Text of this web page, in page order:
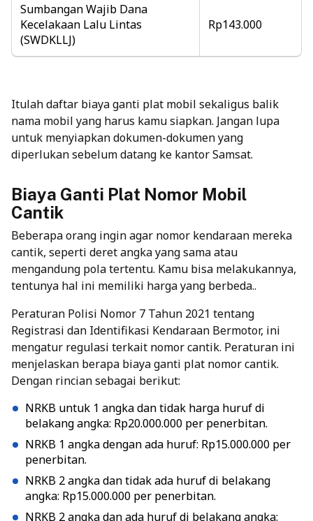
Sumbangan Wajib Dana
Kecelakaan Lalu Lintas
(SWDKLLJ)
Rp143.000
Itulah daftar biaya ganti plat mobil sekaligus balik
nama mobil yang harus kamu siapkan. Jangan lupa
untuk menyiapkan dokumen-dokumen yang
diperlukan sebelum datang ke kantor Samsat.
Biaya Ganti Plat Nomor Mobil
Cantik
Beberapa orang ingin agar nomor kendaraan mereka
cantik, seperti deret angka yang sama atau
mengandung pola tertentu. Kamu bisa melakukannya,
tentunya hal ini memiliki harga yang berbeda..
Peraturan Polisi Nomor 7 Tahun 2021 tentang
Registrasi dan Identifikasi Kendaraan Bermotor, ini
mengatur regulasi terkait nomor cantik. Peraturan ini
menjelaskan berapa biaya ganti plat nomor cantik.
Dengan rincian sebagai berikut:
NRKB untuk 1 angka dan tidak harga huruf di
belakang angka: Rp20.000.000 per penerbitan.
NRKB 1 angka dengan ada huruf: Rp15.000.000 per
penerbitan.
NRKB 2 angka dan tidak ada huruf di belakang
angka: Rp15.000.000 per penerbitan.
NRKB 2 angka dan ada huruf di belakang angka: